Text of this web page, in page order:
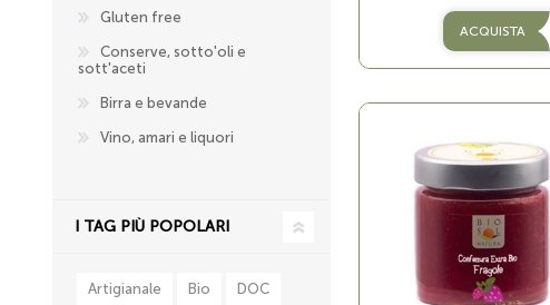
ACQUISTA
Gluten free
Conserve, sotto'oli e
sott'aceti
Birra e bevande
Vino, amari e liquori
I TAG PIÙ POPOLARI
Artigianale Bio DOC